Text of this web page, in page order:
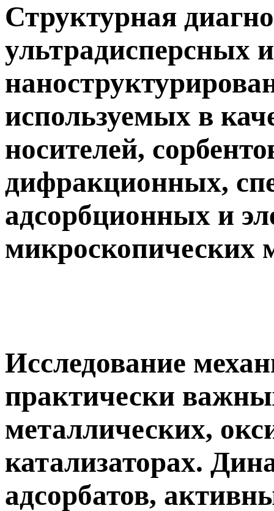
Структурная
ультрадисперсных и
используемых в
носителей,
дифракционных,
адсорбционных и
микроскопических
Исследование
практически
металлических,
катализаторах.
адсорбатов,